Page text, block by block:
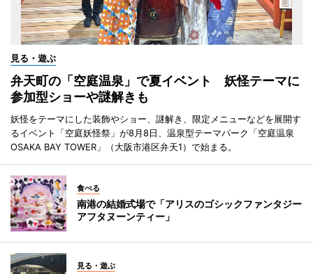
見る・遊ぶ
弁天町の「空庭温泉」で夏イベント 妖怪テーマに
参加型ショーや謎解きも
妖怪をテーマにした装飾やショー、謎解き、限定メニューなどを展開す
るイベント「空庭妖怪祭」が8月8日、温泉型テーマパーク「空庭温泉
OSAKA BAY TOWER」（大阪市港区弁天1）で始まる。
食べる
南港の結婚式場で「アリスのゴシックファンタジー
アフタヌーンティー」
見る・遊ぶ